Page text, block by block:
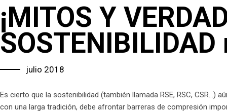
¡MITOS Y
julio 2018
Es cierto que la sostenibilidad (también llamada RSE, RSC,
con una larga tradición, debe afrontar barreras de compresión